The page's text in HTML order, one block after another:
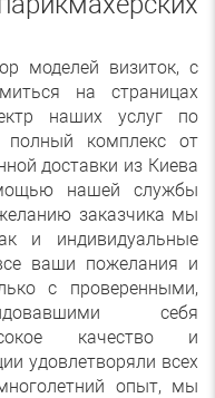
моделей визиток, с
на страницах
наших услуг по
полный комплекс от
доставки из Киева
нашей службы
заказчика мы
и индивидуальные
ваши пожелания и
с проверенными,
себя
качество и
удовлетворяли всех
опыт, мы